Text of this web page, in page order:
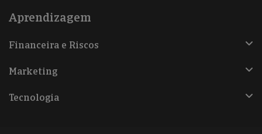
Aprendizagem
Financeira e Riscos
Marketing
Tecnologia